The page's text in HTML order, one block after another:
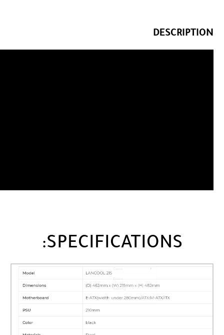
DESCRIPTION
SPECIFICATIONS: